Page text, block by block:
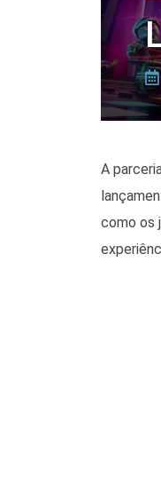
A
como os